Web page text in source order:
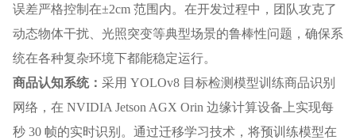
误差严格控制在±2cm 范围内。在开发过程中，团队攻克了
动态物体干扰、光照突变等典型场景的鲁棒性问题，确保系
统在各种复杂环境下都能稳定运行。
商品认知系统： 采用 YOLOv8 目标检测模型训练商品识别
网络，在 NVIDIA Jetson AGX Orin 边缘计算设备上实现每
秒 30 帧的实时识别。通过迁移学习技术，将预训练模型在